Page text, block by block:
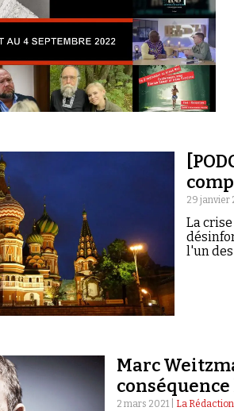
29 janvier
La
l'un
Marc
2 mars 2021 | La Rédaction